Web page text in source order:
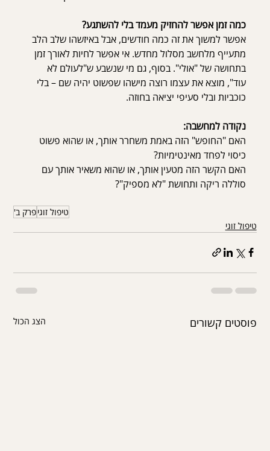
כמה זמן אפשר להחזיק מעמד בלי להשתגע?
אפשר למשוך את זה כמה חודשים, אבל באיזשהו שלב הלב
מתעייף מלחשב מסלול מחדש. אי אפשר לחיות לאורך זמן
בתחושה של "אולי". בסוף, גם מי שנשבע ש"לעולם לא
עוד", מוצא את עצמו רוצה מישהו שפשוט יהיה שם – בלי
כוכביות ובלי סעיפי יציאה בחוזה.
נקודה למחשבה:
האם "החופש" הזה באמת משחרר אותך, או שהוא פשוט
כיסוי לפחד מאינטימיות?
האם הקשר הזה מטעין אותך, או שהוא משאיר אותך עם
סוללה ריקה ותחושת "לא מספיק"?
טיפול זוגיפרק ב'
טיפול זוגי
פוסטים קשורים הצג הכול